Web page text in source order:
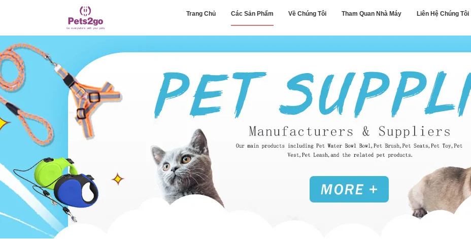
Trang Chủ Các Sản Phẩm Về Chúng Tôi Tham Quan Nhà Máy Liên Hệ Chúng Tôi